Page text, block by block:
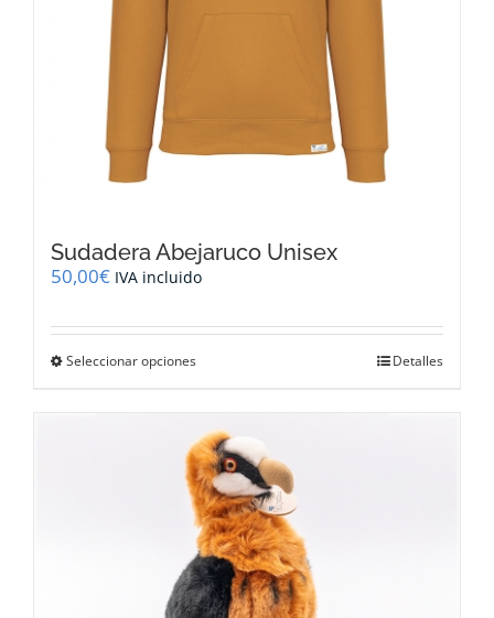
Sudadera Abejaruco Unisex
50,00€ IVA incluido
Seleccionar opciones
múltiples
variantes.
Las
opciones
se
pueden
elegir
en
la
Detalles